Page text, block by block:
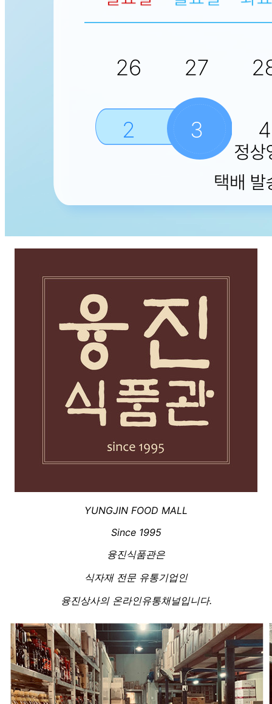
YUNGJIN FOOD MALL
Since 1995
융진식품관은
식자재 전문 유통기업인
융진상사의 온라인유통채널입니다.